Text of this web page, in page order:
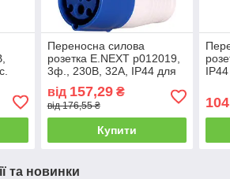
Переносна силова
розетка E.NEXT p012019,
3ф., 230В, 32А, IP44 для
від 157,29₴
від 176,55 ₴
Купити
та новинки